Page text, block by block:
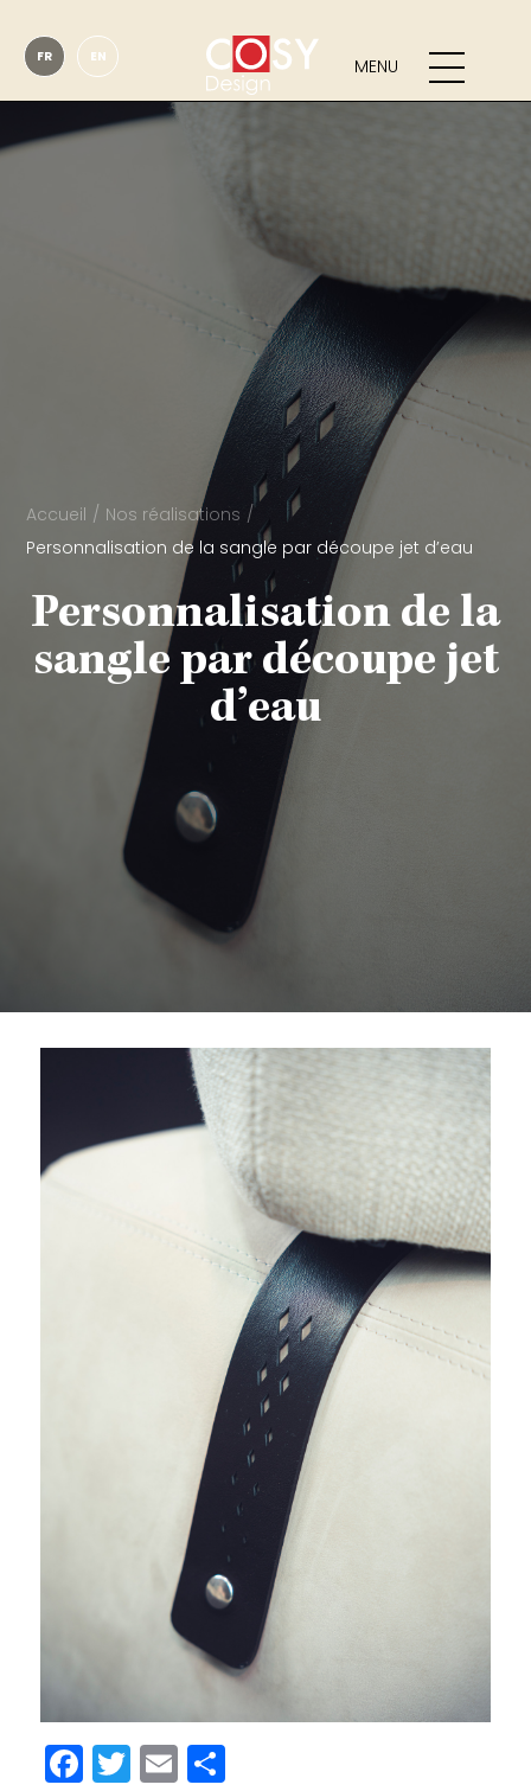
FR EN MENU
Accueil
Nos réalisations
Personnalisation de la sangle par découpe jet d’eau
Personnalisation de la
sangle par découpe jet
d’eau
Facebook
Twitter
EmailPartager